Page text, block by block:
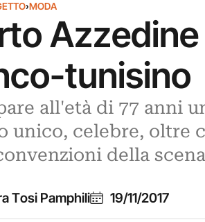
›MODA
tunisino
all'età di 77 anni
unico, celebre, oltre
della
Tosi Pamphili 19/11/2017